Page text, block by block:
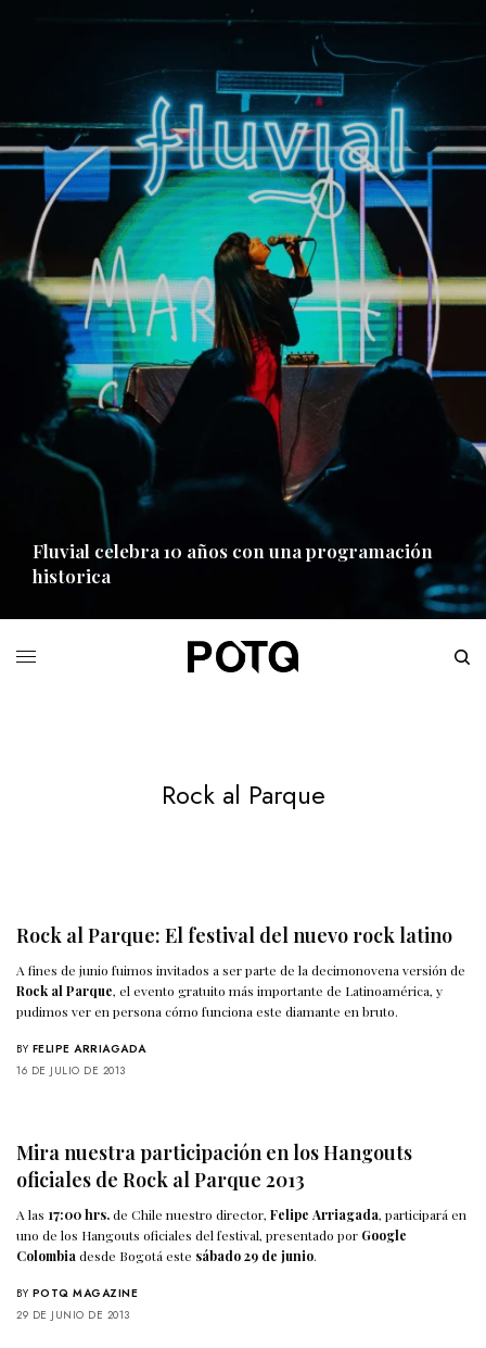
Fluvial celebra 10 años con una programación
historica
Rock al Parque
Rock al Parque: El festival del nuevo rock latino
A fines de junio fuimos invitados a ser parte de la decimonovena versión de
Rock al Parque, el evento gratuito más importante de Latinoamérica, y
pudimos ver en persona cómo funciona este diamante en bruto.
BY FELIPE ARRIAGADA
16 DE JULIO DE 2013
Mira nuestra participación en los Hangouts
oficiales de Rock al Parque 2013
A las 17:00 hrs.de Chile nuestro director,Felipe Arriagada, participará en
uno de los Hangouts oficiales del festival, presentado por Google
Colombia desde Bogotá este sábado 29 de junio.
BY POTQ MAGAZINE
29 DE JUNIO DE 2013